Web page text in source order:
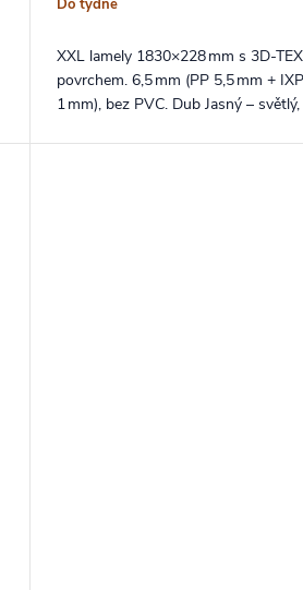
Do týdne
XXL lamely 1830×228 mm s 3D‑TEX
povrchem. 6,5 mm (PP 5,5 mm +
1 mm), bez PVC. Dub Jasný – světlý,